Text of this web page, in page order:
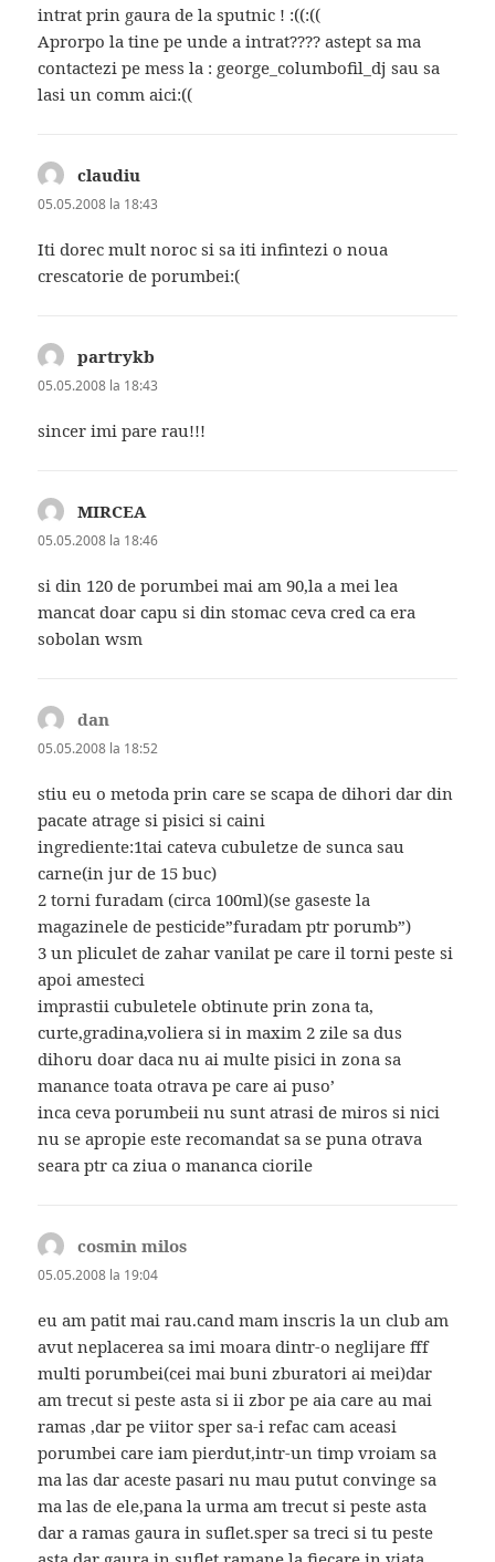
intrat prin gaura de la sputnic ! :((:((
Aprorpo la tine pe unde a intrat???? astept sa ma
contactezi pe mess la : george_columbofil_dj sau sa
lasi un comm aici:((
claudiu
05.05.2008 la 18:43
Iti dorec mult noroc si sa iti infintezi o noua
crescatorie de porumbei:(
partrykb
05.05.2008 la 18:43
sincer imi pare rau!!!
MIRCEA
05.05.2008 la 18:46
si din 120 de porumbei mai am 90,la a mei lea
mancat doar capu si din stomac ceva cred ca era
sobolan wsm
dan
05.05.2008 la 18:52
stiu eu o metoda prin care se scapa de dihori dar din
pacate atrage si pisici si caini
ingrediente:1tai cateva cubuletze de sunca sau
carne(in jur de 15 buc)
2 torni furadam (circa 100ml)(se gaseste la
magazinele de pesticide”furadam ptr porumb”)
3 un pliculet de zahar vanilat pe care il torni peste si
apoi amesteci
imprastii cubuletele obtinute prin zona ta,
curte,gradina,voliera si in maxim 2 zile sa dus
dihoru doar daca nu ai multe pisici in zona sa
manance toata otrava pe care ai puso’
inca ceva porumbeii nu sunt atrasi de miros si nici
nu se apropie este recomandat sa se puna otrava
seara ptr ca ziua o mananca ciorile
cosmin milos
05.05.2008 la 19:04
eu am patit mai rau.cand mam inscris la un club am
avut neplacerea sa imi moara dintr-o neglijare fff
multi porumbei(cei mai buni zburatori ai mei)dar
am trecut si peste asta si ii zbor pe aia care au mai
ramas ,dar pe viitor sper sa-i refac cam aceasi
porumbei care iam pierdut,intr-un timp vroiam sa
ma las dar aceste pasari nu mau putut convinge sa
ma las de ele,pana la urma am trecut si peste asta
dar a ramas gaura in suflet.sper sa treci si tu peste